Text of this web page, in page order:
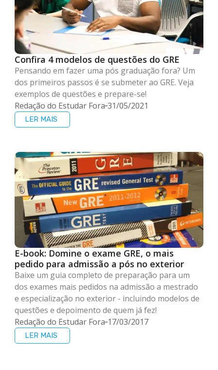
Confira 4 modelos de questões do GRE
Pensando em fazer uma pós graduação fora? Um
dos primeiros passos é se submeter ao GRE. Veja
exemplos de questões e prepare-se!
Redação do Estudar Fora 31/05/2021
LER MAIS
E-book: Domine o exame GRE, o mais
pedido para admissão a pós no exterior
Baixe um guia completo de preparação para um
dos exames mais pedidos na admissão a mestrado
e especialização no exterior - incluindo modelos de
questões e depoimento de quem já fez!
Redação do Estudar Fora 17/03/2017
LER MAIS